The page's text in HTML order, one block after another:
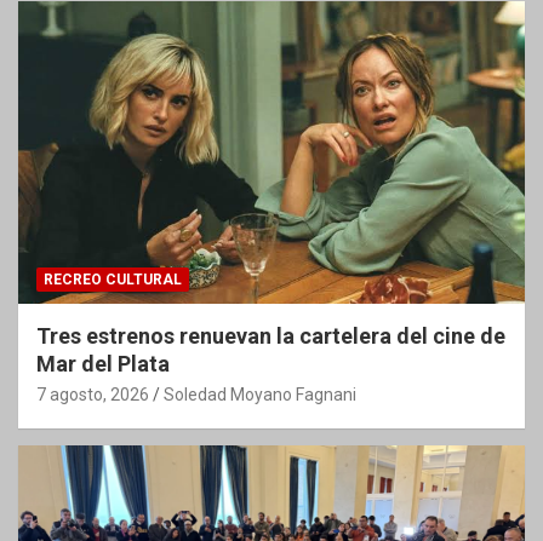
RECREO CULTURAL
Tres estrenos renuevan la cartelera del cine de
Mar del Plata
7 agosto, 2026 Soledad Moyano Fagnani